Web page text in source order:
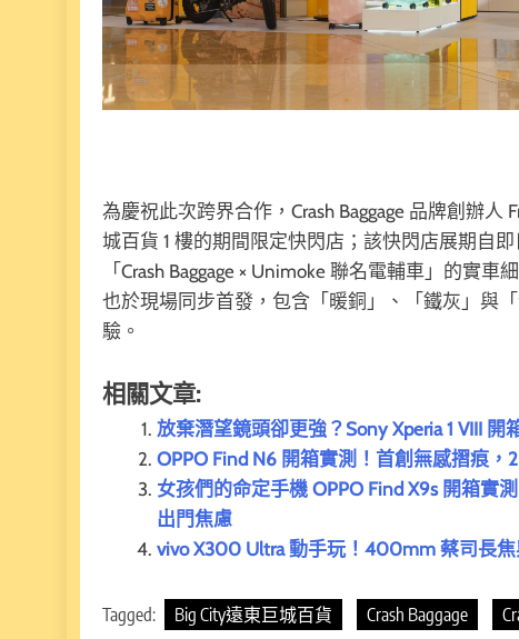
為慶祝此次跨界合作，Crash Baggage 品牌創辦人
城百貨 1 樓的期間限定快閃店；該快閃店展期自
「Crash Baggage × Unimoke 聯名電輔車」的實
也於現場同步首發，包含「暖銅」、「鐵灰」與
驗。
相關文章:
放棄潛望鏡頭卻更強？Sony Xperia 1 VIII
OPPO Find N6 開箱實測！首創無感摺痕，
女孩們的命定手機 OPPO Find X9s 開箱實
出門焦慮
vivo X300 Ultra 動手玩！400mm 蔡司長
Tagged: Big City遠東巨城百貨 Crash Baggage